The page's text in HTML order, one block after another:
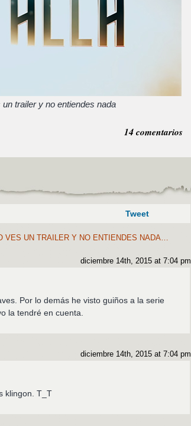
trailer y no entiendes nada
14 comentarios
Tweet
VES UN TRAILER Y NO ENTIENDES NADA…
diciembre 14th, 2015 at 7:04 pm
Por lo demás he visto guiños a la serie
la tendré en cuenta.
diciembre 14th, 2015 at 7:04 pm
klingon. T_T